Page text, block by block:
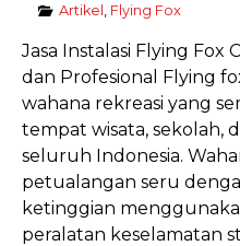
Artikel
Flying Fox
Jasa Instalasi Flying Fox
dan Profesional Flying
wahana rekreasi yang
tempat wisata, sekolah,
seluruh Indonesia.
petualangan seru
ketinggian
peralatan keselamatan